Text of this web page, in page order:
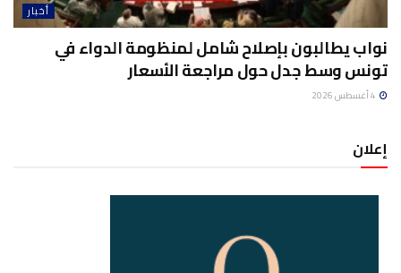
أخبار
نواب يطالبون بإصلاح شامل لمنظومة الدواء في
تونس وسط جدل حول مراجعة الأسعار
إعلان